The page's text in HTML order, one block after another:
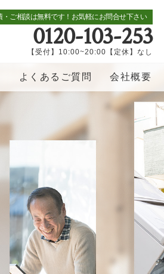
・ご相談は無料です！お気軽にお問合せ下さい
0120-103-253
【受付】10:00~20:00【定休】なし
よくあるご質問 会社概要